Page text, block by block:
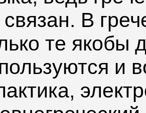
В
те якобы
и